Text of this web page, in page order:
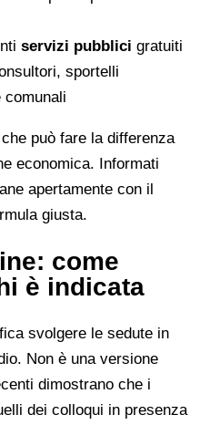
servizi pubblici gratuiti
sportelli
può fare la differenza
economica. Informati
apertamente con il
giusta.
come
è indicata
svolgere le sedute in
Non è una versione
dimostrano che i
dei colloqui in presenza